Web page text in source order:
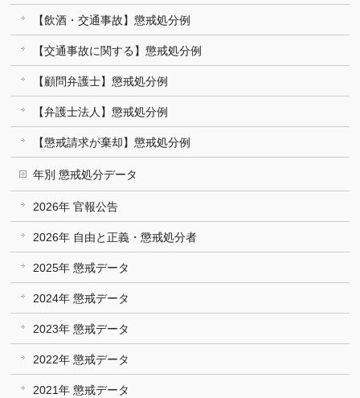
【飲酒・交通事故】懲戒処分例
【交通事故に関する】懲戒処分例
【顧問弁護士】懲戒処分例
【弁護士法人】懲戒処分例
【懲戒請求が棄却】懲戒処分例
年別 懲戒処分データ
2026年 官報公告
2026年 自由と正義・懲戒処分者
2025年 懲戒データ
2024年 懲戒データ
2023年 懲戒データ
2022年 懲戒データ
2021年 懲戒データ